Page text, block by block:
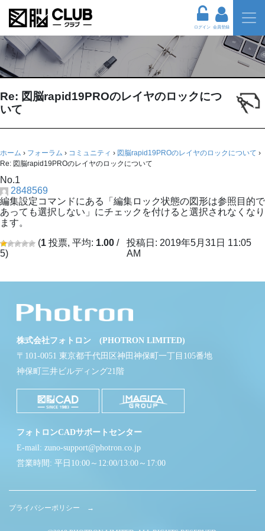
ログイン 会員登録
Re: 図脳rapid19PROのレイヤのロックにつ
いて
ホーム › フォーラム › コミュニティ › 図脳rapid19PROのレイヤのロックについて ›
Re: 図脳rapid19PROのレイヤのロックについて
No.1
2848569
編集設定コマンドにある「編集ロック状態の図形は参照目的で
あっても選択しない」にチェックを付けると選択されなくなり
ます。
(1 投票, 平均: 1.00 /
5)
投稿日: 2019年5月31日 11:05
AM
株式会社フォトロン (PHOTRON LIMITED)
〒101-0051 東京都千代田区神田神保町一丁目105番地
神保町三井ビルディング21階
フォトロンCADサポートセンター
E-mail: zuno-support@photron.co.jp
営業時間: 平日10:00～12:00/13:00～17:00
プライバシーポリシー →